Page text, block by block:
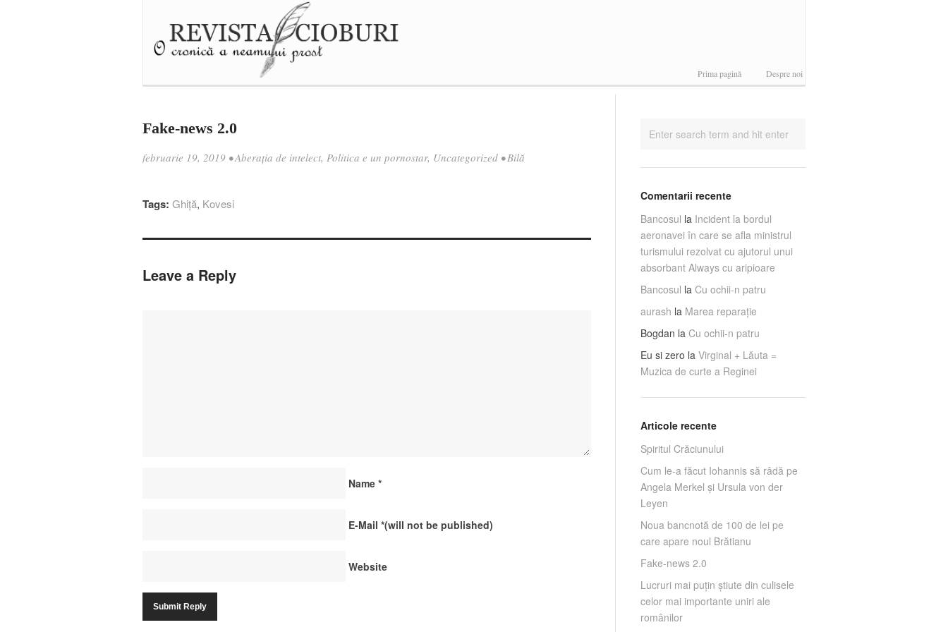
Prima pagină Despre noi
Fake-news 2.0
februarie 19, 2019 •Aberația de intelect, Politica e un pornostar, Uncategorized •Bilă
Tags: Ghiţă, Kovesi
Leave a Reply
Name *
E-Mail *(will not be published)
Website
Comentarii recente
Bancosul la Incident la bordul
aeronavei în care se afla ministrul
turismului rezolvat cu ajutorul unui
absorbant Always cu aripioare
Bancosul la Cu ochii-n patru
aurash la Marea reparaţie
Bogdan la Cu ochii-n patru
Eu si zero la Virginal + Lăuta =
Muzica de curte a Reginei
Articole recente
Spiritul Crăciunului
Cum le-a făcut Iohannis să râdă pe
Angela Merkel și Ursula von der
Leyen
Noua bancnotă de 100 de lei pe
care apare noul Brătianu
Fake-news 2.0
Lucruri mai puţin ştiute din culisele
celor mai importante uniri ale
românilor